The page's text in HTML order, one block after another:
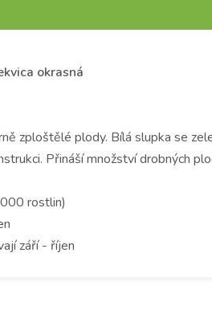
okrasná
zploštělé plody. Bílá slupka se
Přináší množství drobných
rostlin)
září - říjen